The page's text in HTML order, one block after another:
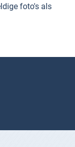
foto's als